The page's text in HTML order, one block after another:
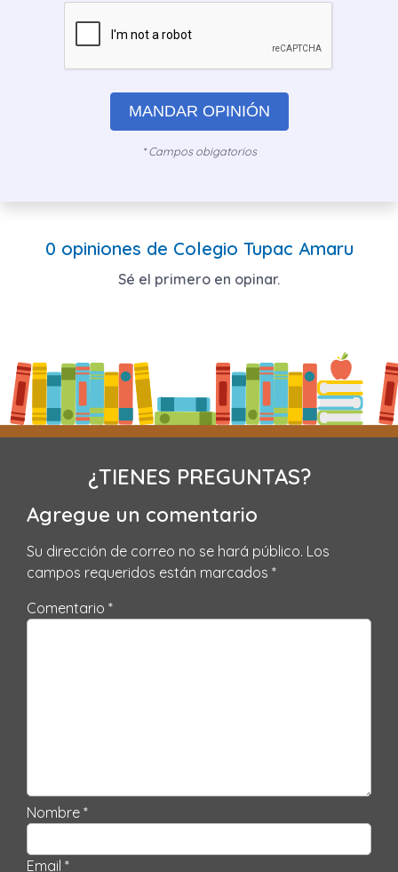
MANDAR OPINIÓN
* Campos obigatorios
0 opiniones de Colegio Tupac Amaru
Sé el primero en opinar.
¿TIENES PREGUNTAS?
Agregue un comentario
Su dirección de correo no se hará público. Los
campos requeridos están marcados *
Comentario *
Nombre *
Email *